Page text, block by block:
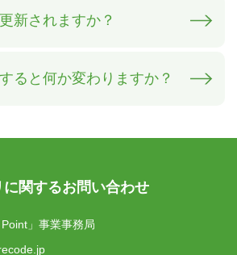
新されますか？
ると何か変わりますか？
に関するお問い合わせ
」事業事務局